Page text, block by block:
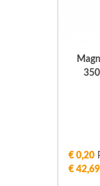
€ 0,20
€ 42,69